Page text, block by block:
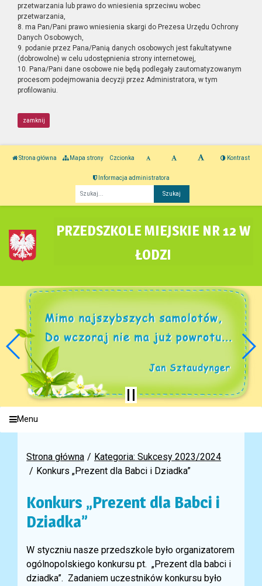
przetwarzania lub prawo do wniesienia sprzeciwu wobec
przetwarzania,
8. ma Pan/Pani prawo wniesienia skargi do Prezesa Urzędu Ochrony
Danych Osobowych,
9. podanie przez Pana/Panią danych osobowych jest fakultatywne
(dobrowolne) w celu udostępnienia strony internetowej,
10. Pana/Pani dane osobowe nie będą podlegały zautomatyzowanym
procesom podejmowania decyzji przez Administratora, w tym
profilowaniu.
zamknij
Strona główna Mapa strony Czcionka Kontrast
Informacja administratora
PRZEDSZKOLE MIEJSKIE NR 12 W
ŁODZI
Menu
Strona główna
Kategoria: Sukcesy 2023/2024
Konkurs „Prezent dla Babci i Dziadka”
Konkurs „Prezent dla Babci i
Dziadka”
W styczniu nasze przedszkole było organizatorem
ogólnopolskiego konkursu pt. „Prezent dla babci i
dziadka”. Zadaniem uczestników konkursu było